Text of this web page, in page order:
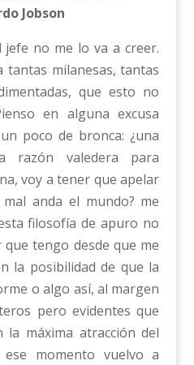
Jobson
jefe no me lo va a creer.
tantas milanesas, tantas
que esto no
en alguna excusa
poco de bronca: ¿una
razón valedera para
voy a tener que apelar
anda el mundo? me
filosofía de apuro no
tengo desde que me
la posibilidad de que la
o algo así, al margen
pero evidentes que
máxima atracción del
momento vuelvo a